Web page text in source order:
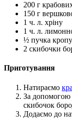
200 г
150 г
1 ч. л. хріну
1 ч. л.
½ пучка кропу
2 скибочки
Приготування
Натираємо
За допомогою
скибочок
Додаємо до